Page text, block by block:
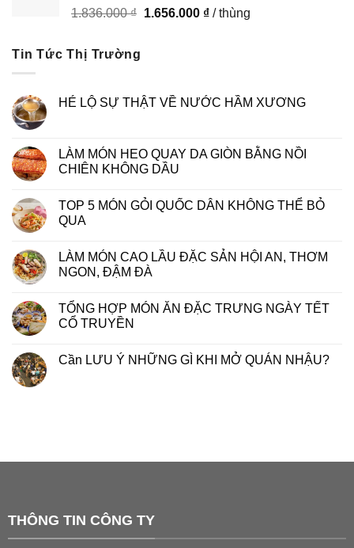
1.540.000 ₫.
1.836.000₫ Giá
1.656.000 ₫Giá
/ thùng
Tin Tức Thị Trường
HÉ LỘ SỰ THẬT VỀ NƯỚC HẦM XƯƠNG
LÀM MÓN HEO QUAY DA GIÒN BẰNG NỒI
CHIÊN KHÔNG DẦU
TOP 5 MÓN GỎI QUỐC DÂN KHÔNG THỂ BỎ
QUA
LÀM MÓN CAO LẦU ĐẶC SẢN HỘI AN, THƠM
NGON, ĐẬM ĐÀ
TỔNG HỢP MÓN ĂN ĐẶC TRƯNG NGÀY TẾT
CỔ TRUYỀN
Cần LƯU Ý NHỮNG GÌ KHI MỞ QUÁN NHẬU?
THÔNG TIN CÔNG TY